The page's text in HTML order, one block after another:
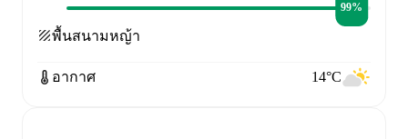
99%
พื้นสนามหญ้า
อากาศ 14°C